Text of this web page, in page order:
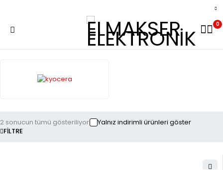
0
FILTRE
2 sonucun tümü gösteriliyor Yalnız indirimli ürünleri göster